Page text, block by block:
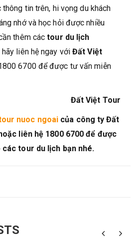
thông tin trên, hi vọng du khách
nhớ và học hỏi được nhiều
thêm các tour du lịch
liên hệ ngay với Đất Việt
6700 để được tư vấn miễn
Đất Việt Tour
nuoc ngoai của công ty Đất
liên hệ 1800 6700 để được
tour du lịch bạn nhé.